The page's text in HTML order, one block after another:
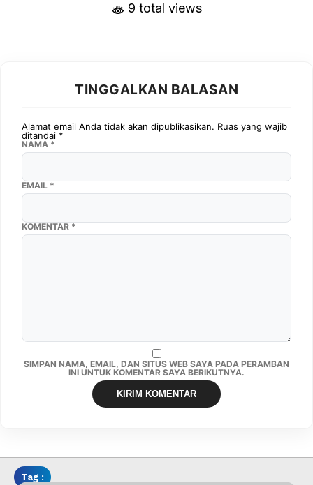
9 total views
TINGGALKAN BALASAN
Alamat email Anda tidak akan dipublikasikan. Ruas yang wajib
ditandai *
KOMENTAR *
NAMA *
EMAIL *
SIMPAN NAMA, EMAIL, DAN SITUS WEB SAYA PADA PERAMBAN
INI UNTUK KOMENTAR SAYA BERIKUTNYA.
Tag :